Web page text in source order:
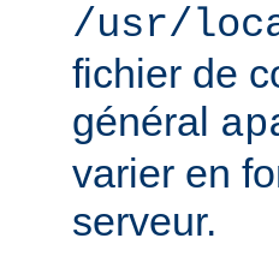
/usr/
fichier de
général
varier en
serveur.